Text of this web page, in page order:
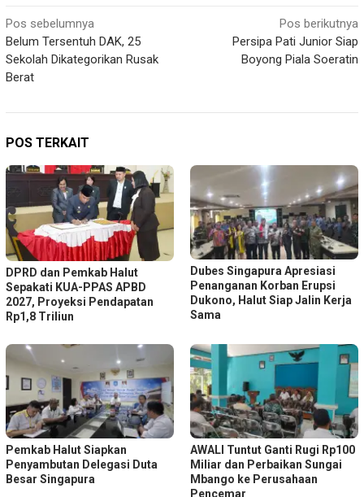
Navigasi
pos
Pos sebelumnya
Belum Tersentuh DAK, 25
Sekolah Dikategorikan Rusak
Berat
Pos berikutnya
Persipa Pati Junior Siap
Boyong Piala Soeratin
POS TERKAIT
DPRD dan Pemkab Halut
Sepakati KUA-PPAS APBD
2027, Proyeksi Pendapatan
Rp1,8 Triliun
Dubes Singapura Apresiasi
Penanganan Korban Erupsi
Dukono, Halut Siap Jalin Kerja
Sama
Pemkab Halut Siapkan
Penyambutan Delegasi Duta
Besar Singapura
AWALI Tuntut Ganti Rugi Rp100
Miliar dan Perbaikan Sungai
Mbango ke Perusahaan
Pencemar